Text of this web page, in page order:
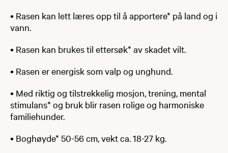
• Rasen kan lett læres opp til å apportere* på land og i
vann.
• Rasen kan brukes til ettersøk* av skadet vilt.
• Rasen er energisk som valp og unghund.
• Med riktig og tilstrekkelig mosjon, trening, mental
stimulans* og bruk blir rasen rolige og harmoniske
familiehunder.
• Boghøyde* 50-56 cm, vekt ca. 18-27 kg.